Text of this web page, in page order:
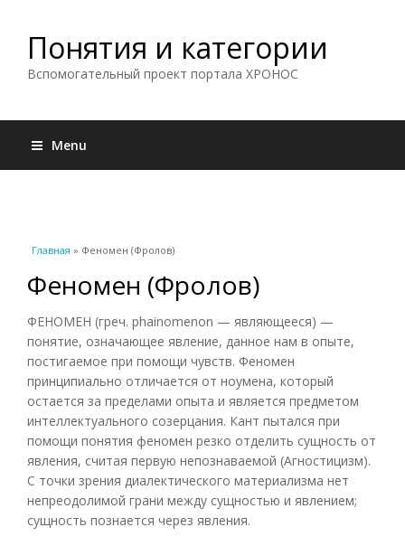
Понятия и категории
Вспомогательный проект портала ХРОНОС
Menu
Вы здесь
Главная » Феномен (Фролов)
Феномен (Фролов)
ФЕНОМЕН (греч. phainomenon — являющееся) —
понятие, означающее явление, данное нам в опыте,
постигаемое при помощи чувств. Феномен
принципиально отличается от ноумена, который
остается за пределами опыта и является предметом
интеллектуального созерцания. Кант пытался при
помощи понятия феномен резко отделить сущность от
явления, считая первую непознаваемой (Агностицизм).
С точки зрения диалектического материализма нет
непреодолимой грани между сущностью и явлением;
сущность познается через явления.